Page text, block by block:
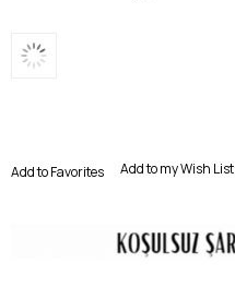
Add to Favorites Add to my Wish List